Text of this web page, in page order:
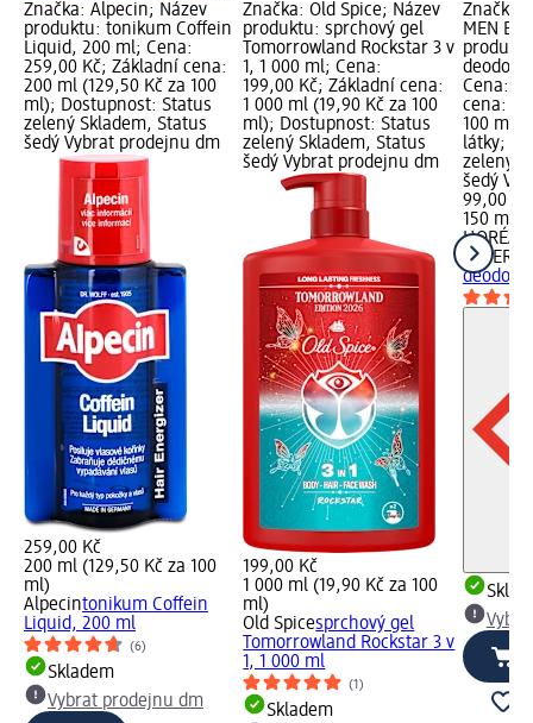
Značka: Alpecin; Název
produktu: tonikum Coffein
Liquid, 200 ml; Cena:
259,00 Kč; Základní cena:
200 ml (129,50 Kč za 100
ml); Dostupnost: Status
zelený Skladem, Status
šedý Vybrat prodejnu dm
259,00 Kč
200 ml (129,50 Kč za 100
ml)
Alpecintonikum Coffein
Liquid, 200 ml
(6)
Skladem
Vybrat prodejnu dm
Značka: Old Spice; Název
produktu: sprchový gel
Tomorrowland Rockstar 3 v
1, 1 000 ml; Cena:
199,00 Kč; Základní cena:
1 000 ml (19,90 Kč za 100
ml); Dostupnost: Status
zelený Skladem, Status
šedý Vybrat prodejnu dm
199,00 Kč
1 000 ml (19,90 Kč za 100
ml)
Old Spicesprchový gel
Tomorrowland Rockstar 3 v
1, 1 000 ml
(1)
Skladem
Značka:
MEN
Cena:
cena:
100 ml);
látky;
zelený
šedý
99,00 Kč
150 ml
L'ORÉAL
EXPERT